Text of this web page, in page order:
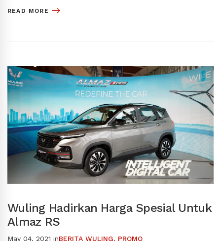
READ MORE
Wuling Hadirkan Harga Spesial Untuk
Almaz RS
May 04, 2021 inBERITA WULING, PROMO